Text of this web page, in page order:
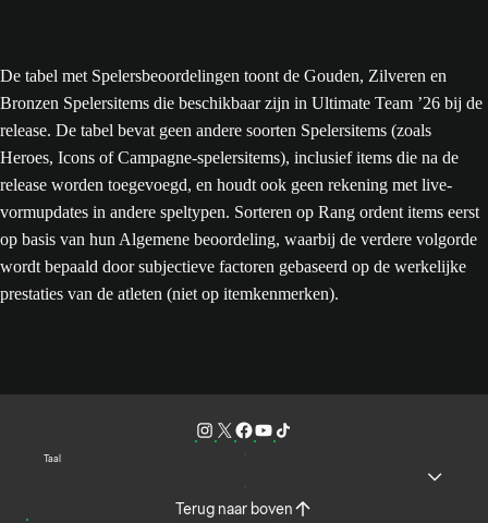
De tabel met Spelersbeoordelingen toont de Gouden, Zilveren en
Bronzen Spelersitems die beschikbaar zijn in Ultimate Team ’26 bij de
release. De tabel bevat geen andere soorten Spelersitems (zoals
Heroes, Icons of Campagne-spelersitems), inclusief items die na de
release worden toegevoegd, en houdt ook geen rekening met live-
vormupdates in andere speltypen. Sorteren op Rang ordent items eerst
op basis van hun Algemene beoordeling, waarbij de verdere volgorde
wordt bepaald door subjectieve factoren gebaseerd op de werkelijke
prestaties van de atleten (niet op itemkenmerken).
Taal
Terug naar boven